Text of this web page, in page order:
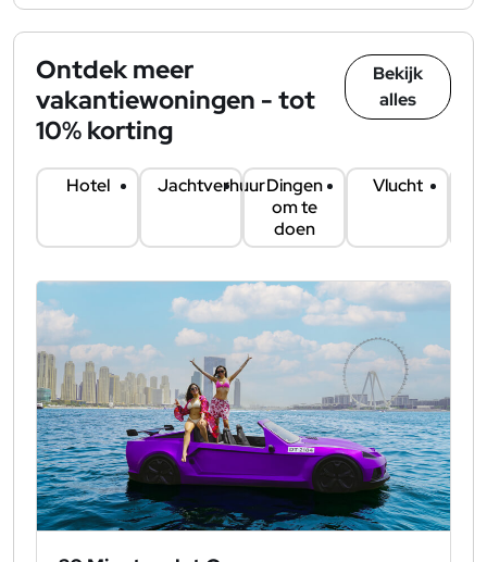
Ontdek meer
vakantiewoningen - tot
10% korting
Bekijk
alles
Hotel JachtverhuurDingen
om te
doen
Vlucht